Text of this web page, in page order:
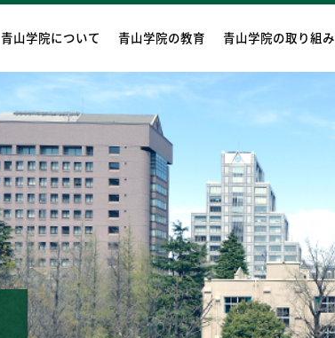
青山学院について 青山学院の教育 青山学院の取り組み